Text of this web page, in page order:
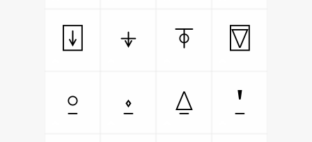
⍔
⍕
⍖
⍗
⍘
⍙
⍚
⍛